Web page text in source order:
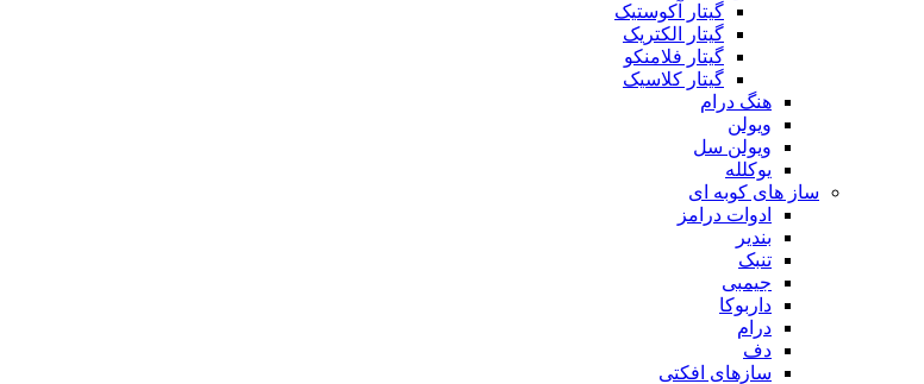
گیتار آکوستیک
گیتار الکتریک
گیتار فلامنکو
گیتار کلاسیک
هنگ درام
ویولن
ویولن سل
یوکلله
ساز های کوبه ای
ادوات درامز
بندیر
تنبک
جیمبی
داربوکا
درام
دف
سازهای افکتی